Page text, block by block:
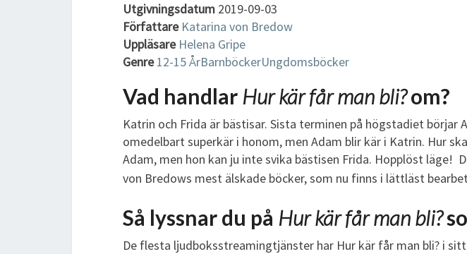
Utgivningsdatum 2019-09-03
Författare Katarina von Bredow
Uppläsare Helena Gripe
Genre 12-15 ÅrBarnböckerUngdomsböcker
Vad handlar Hur kär får man bli?om?
Katrin och Frida är bästisar. Sista terminen på högstadiet börjar
omedelbart superkär i honom, men Adam blir kär i Katrin. Hur
Adam, men hon kan ju inte svika bästisen Frida. Hopplöst läge!
von Bredows mest älskade böcker, som nu finns i lättläst
Så lyssnar du på Hur kär får man bli?
De flesta ljudboksstreamingtjänster har Hur kär får man bli? i